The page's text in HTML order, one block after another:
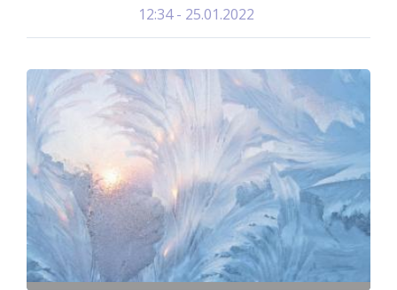
25.01.2022 - 12:34